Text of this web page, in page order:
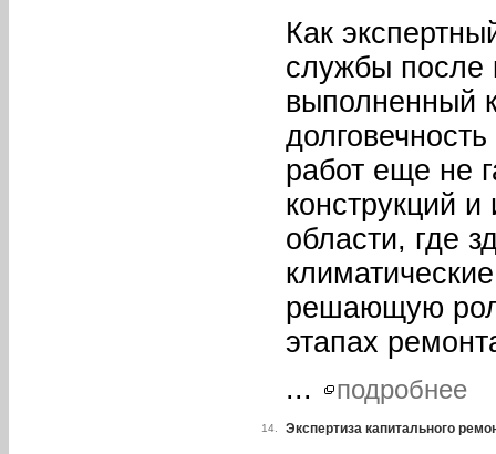
Как
службы после
выполненный
работ еще не
конструкций
области, где
решающую
этапах
...
подробнее
14. Экспертиза капитального